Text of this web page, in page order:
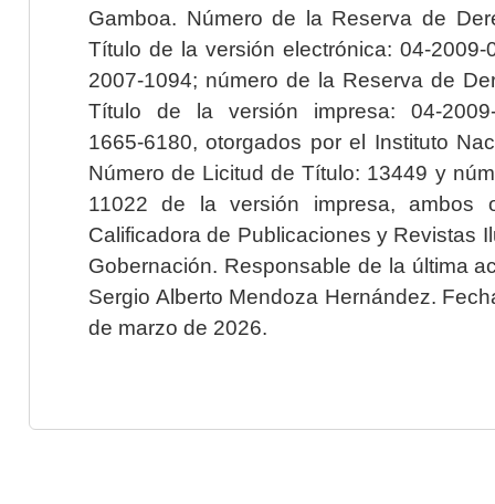
Gamboa. Número de la Reserva de
Título de la versión electrónica: 04-2009-
2007-1094; número de la Reserva de
Título de la versión impresa: 04-2009-
1665-6180, otorgados por el Instituto
Número de Licitud de Título: 13449 y
11022 de la versión impresa, ambos
Calificadora de Publicaciones y Revistas
Gobernación. Responsable de la última
Sergio Alberto Mendoza Hernández.
de marzo de 2026.